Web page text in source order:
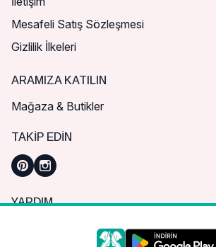
Mesafeli Satış Sözleşmesi
Gizlilik İlkeleri
ARAMIZA KATILIN
Mağaza & Butikler
TAKIP EDIN
YARDIM
Sık Sorulan Sorular